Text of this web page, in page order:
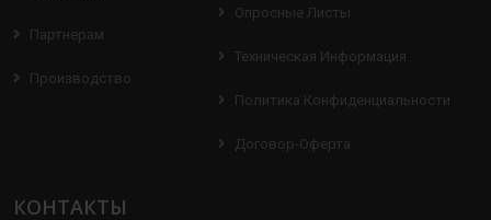
Партнерам
Производство
Опросные Листы
Техническая Информация
Политика Конфиденциальности
Договор-Оферта
КОНТАКТЫ